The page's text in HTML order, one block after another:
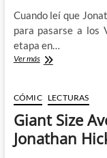
Cuando leí que
para pasarse a los
etapa en…
Ver másIdentity
de
Jonathan
Hickman
Brad
CÓMIC LECTURAS
Giant Size
Jonathan